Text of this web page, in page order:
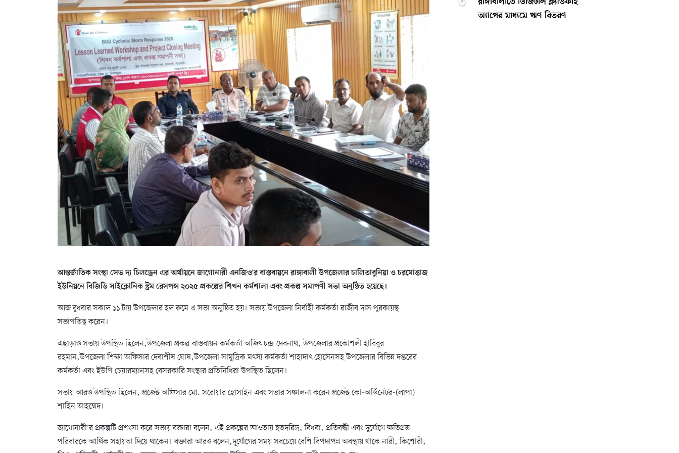
আন্তর্জাতিক সংস্থা সেভ দ্য চিলড্রেন এর অর্থায়নে জাগোনারী এনজিও'র বাস্তবায়নে রাঙ্গাবালী উপজেলার চালিতাবুনিয়া ও চরমোন্তাজ
ইউনিয়নে বিজিডি সাইক্লোনিক স্ট্রম রেসপন্স ২০২৫ প্রকল্পের শিখন কর্মশালা এবং প্রকল্প সমাপণী সভা অনুষ্ঠিত হয়েছে।
আজ বুধবার সকাল ১১ টায় উপজেলার হল রুমে এ সভা অনুষ্ঠিত হয়। সভায় উপজেলা নির্বাহী কর্মকর্তা রাজীব দাস পুরকায়স্থ
সভাপতিত্ব করেন।
এছাড়াও সভায় উপস্থিত ছিলেন,উপজেলা প্রকল্প বাস্তবায়ন কর্মকর্তা অজিৎ চন্দ্র দেবনাথ, উপজেলার প্রকৌশলী হাবিবুর
রহমান,উপজেলা শিক্ষা অফিসার দেবাশীষ ঘোষ,উপজেলা সামুদ্রিক মৎস্য কর্মকর্তা শাহাদাৎ হোসেনসহ উপজেলার বিভিন্ন দপ্তরের
কর্মকর্তা এবং ইউপি চেয়ারম্যানসহ বেসরকারি সংস্থার প্রতিনিধিরা উপস্থিত ছিলেন।
সভায় আরও উপস্থিত ছিলেন, প্রজেক্ট অফিসার মো. সরোয়ার হোসাইন এবং সভার সঞ্চালনা করেন প্রজেক্ট কো-অর্ডিনেটর-(লাপা)
শাহিন আহম্মেদ।
জাগোনারী'র প্রকল্পটি প্রশংসা করে সভায় বক্তারা বলেন, এই প্রকল্পের আওতায় হতদরিদ্র, বিধবা, প্রতিবন্ধী এবং দুর্যোগে ক্ষতিগ্রস্ত
পরিবারকে আর্থিক সহায়তা দিয়ে থাকেন। বক্তারা আরও বলেন,দূর্যোগের সময় সবচেয়ে বেশি বিপদাপন্ন অবস্থায় থাকে নারী, কিশোরী,
অ্যাপের মাধ্যমে ঋণ বিতরণ